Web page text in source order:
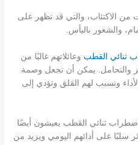
الاكتئاب، والتي قد تظهر على
والشعور باليأس.
ثنائي القطب وعائلاتهم غالبًا من
والتحامل. يمكن أن تجعل وصمة
وتسبب لهم القلق وتؤدي إلى
ثنائي القطب يعيشون أيضًا
سلبًا على أدائهم اليومي ويزيد من